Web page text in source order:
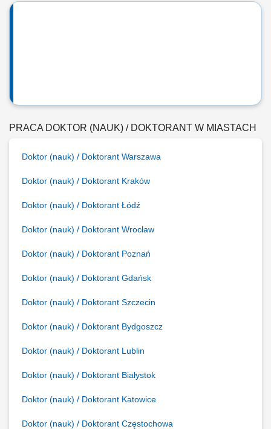
PRACA DOKTOR (NAUK) / DOKTORANT W MIASTACH
Doktor (nauk) / Doktorant Warszawa
Doktor (nauk) / Doktorant Kraków
Doktor (nauk) / Doktorant Łódź
Doktor (nauk) / Doktorant Wrocław
Doktor (nauk) / Doktorant Poznań
Doktor (nauk) / Doktorant Gdańsk
Doktor (nauk) / Doktorant Szczecin
Doktor (nauk) / Doktorant Bydgoszcz
Doktor (nauk) / Doktorant Lublin
Doktor (nauk) / Doktorant Białystok
Doktor (nauk) / Doktorant Katowice
Doktor (nauk) / Doktorant Częstochowa